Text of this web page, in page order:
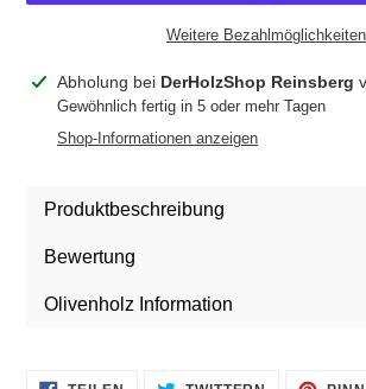
Weitere Bezahlmöglichkeiten
ProduktAbholung bei DerHolzShop Reinsberg
Gewöhnlich fertig in 5 oder mehr Tagen
Shop-Informationen anzeigen
Produktbeschreibung
Bewertung
Olivenholz Information